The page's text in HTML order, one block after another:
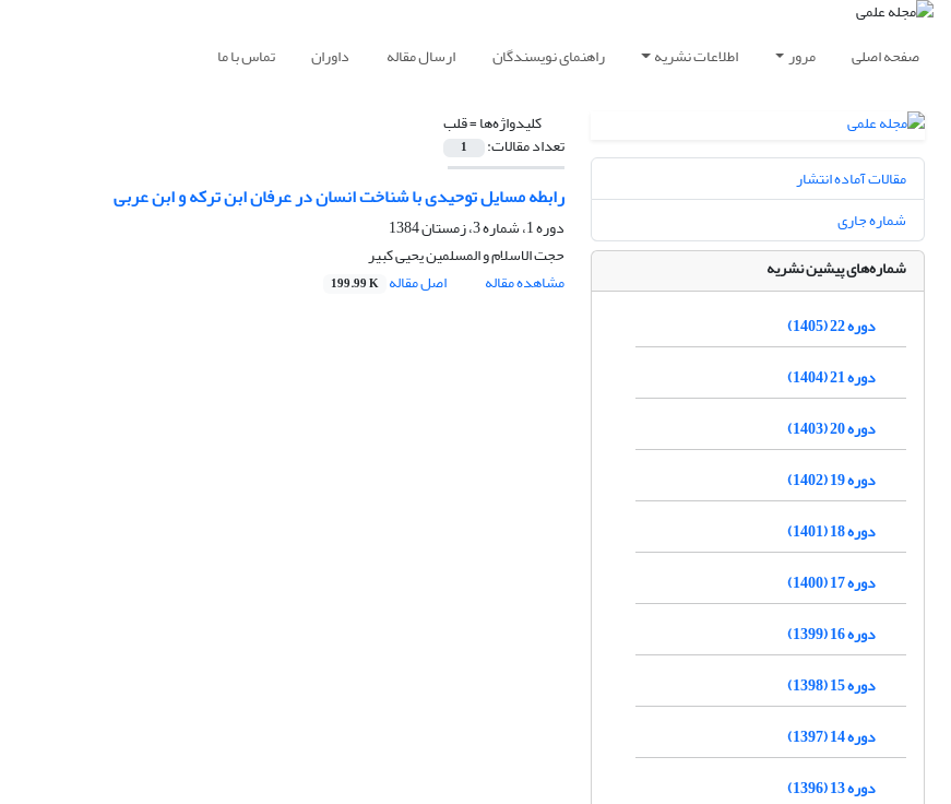
صفحه اصلی مرور اطلاعات نشریه راهنمای نویسندگان ارسال مقاله داوران تماس با ما
کلیدواژه‌ها =قلب
تعداد مقالات: 1
رابطه مسایل توحیدی با شناخت انسان در عرفان ابن ترکه و ابن عربی
دوره 1، شماره 3، زمستان 1384
حجت الاسلام و المسلمین یحیی کبیر
مشاهده مقاله
اصل مقاله 199.99 K
مقالات آماده انتشار
شماره جاری
شماره‌های پیشین نشریه
دوره 22 (1405)
دوره 21 (1404)
دوره 20 (1403)
دوره 19 (1402)
دوره 18 (1401)
دوره 17 (1400)
دوره 16 (1399)
دوره 15 (1398)
دوره 14 (1397)
دوره 13 (1396)